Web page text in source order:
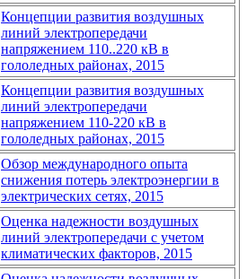
Концепции развития воздушных
линий электропередачи
напряжением 110..220 кВ в
гололедных районах, 2015
Концепции развития воздушных
линий электропередачи
напряжением 110-220 кВ в
гололедных районах, 2015
Обзор международного опыта
снижения потерь электроэнергии в
электрических сетях, 2015
Оценка надежности воздушных
линий электропередачи с учетом
климатических факторов, 2015